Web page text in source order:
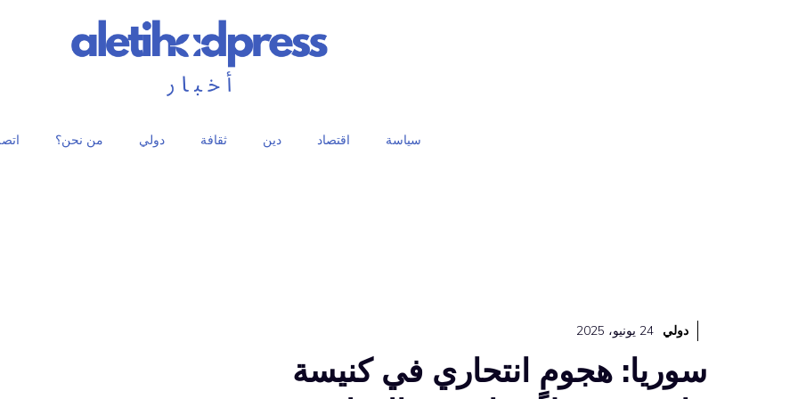
سياسة اقتصاد دين ثقافة دولي من نحن؟
دولي 24 يونيو، 2025
سوريا: هجوم انتحاري في كنيسة